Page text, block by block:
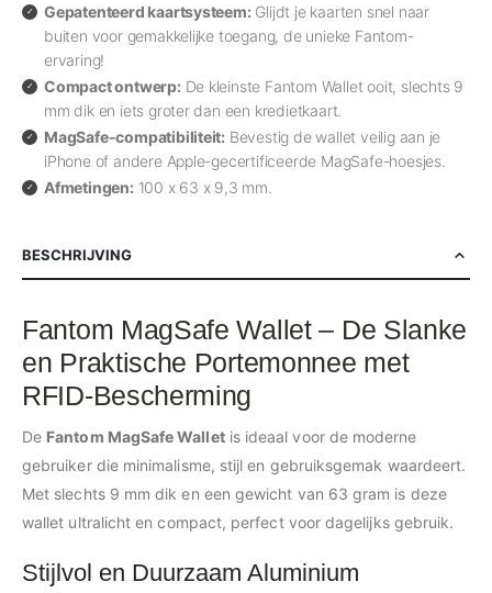
Gepatenteerd kaartsysteem: Glijdt je kaarten snel naar
buiten voor gemakkelijke toegang, de unieke Fantom-
ervaring!
Compact ontwerp: De kleinste Fantom Wallet ooit, slechts 9
mm dik en iets groter dan een kredietkaart.
MagSafe-compatibiliteit: Bevestig de wallet veilig aan je
iPhone of andere Apple-gecertificeerde MagSafe-hoesjes.
Afmetingen: 100 x 63 x 9,3 mm.
BESCHRIJVING
Fantom MagSafe Wallet – De Slanke
en Praktische Portemonnee met
RFID-Bescherming
De Fantom MagSafe Walletis ideaal voor de moderne
gebruiker die minimalisme, stijl en gebruiksgemak waardeert.
Met slechts 9 mm dik en een gewicht van 63 gram is deze
wallet ultralicht en compact, perfect voor dagelijks gebruik.
Stijlvol en Duurzaam Aluminium